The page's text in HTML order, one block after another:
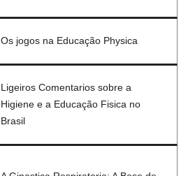
Os jogos na Educação Physica
Ligeiros Comentarios sobre a
Higiene e a Educação Fisica no
Brasil